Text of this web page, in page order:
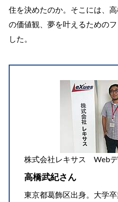
住を決めたのか。そこには、
の価値観、夢を叶えるための
した。
株式会社レキサス Web
高橋武紀さん
東京都葛飾区出身。大学